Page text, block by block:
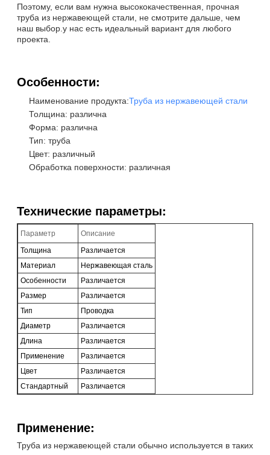
Поэтому, если вам нужна высококачественная, прочная
труба из нержавеющей стали, не смотрите дальше, чем
наш выбор.у нас есть идеальный вариант для любого
проекта.
Особенности:
Наименование продукта:Труба из нержавеющей стали
Толщина: различна
Форма: различна
Тип: труба
Цвет: различный
Обработка поверхности: различная
Технические параметры:
Параметр
Описание
Толщина
Различается
Материал
Нержавеющая сталь
Особенности
Различается
Размер
Различается
Тип
Проводка
Диаметр
Различается
Длина
Различается
Применение
Различается
Цвет
Различается
Стандартный
Различается
Применение:
Труба из нержавеющей стали обычно используется в таких